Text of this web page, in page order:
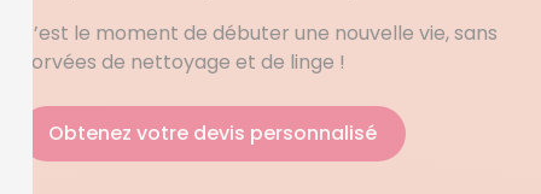
C’est le moment de débuter une nouvelle vie, sans
corvées de nettoyage et de linge !
Obtenez votre devis personnalisé